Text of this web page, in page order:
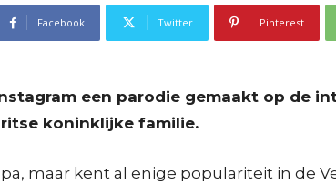
Facebook Twitter Pinterest
een parodie gemaakt op de
koninklijke familie.
maar kent al enige populariteit in de